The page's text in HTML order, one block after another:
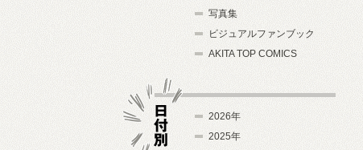
写真集
ビジュアルファンブック
AKITA TOP COMICS
2026年
2025年